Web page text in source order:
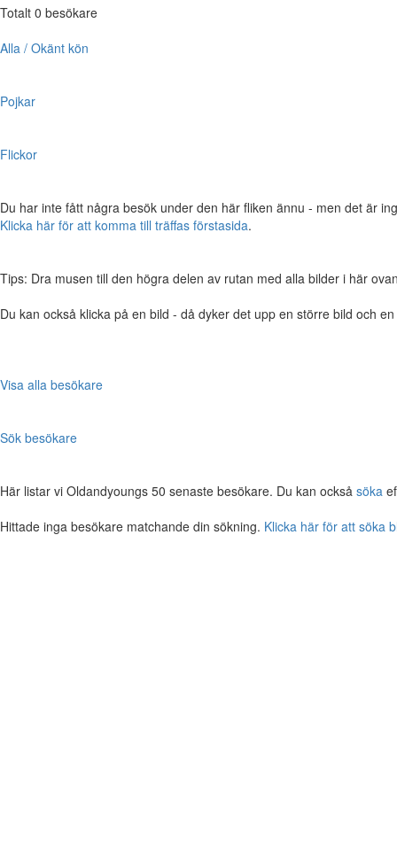
Totalt 0 besökare
Alla / Okänt kön
Pojkar
Flickor
Du har inte fått några besök under den här fliken ännu - men det är
Klicka här för att komma till träffas förstasida.
Tips: Dra musen till den högra delen av rutan med alla bilder i här
Du kan också klicka på en bild - då dyker det upp en större bild och
Visa alla besökare
Sök besökare
Här listar vi Oldandyoungs 50 senaste besökare. Du kan också söka
Hittade inga besökare matchande din sökning. Klicka här för att söka